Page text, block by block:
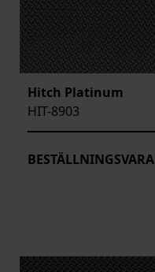
Hitch Platinum
HIT-8903
BESTÄLLNINGSVARA